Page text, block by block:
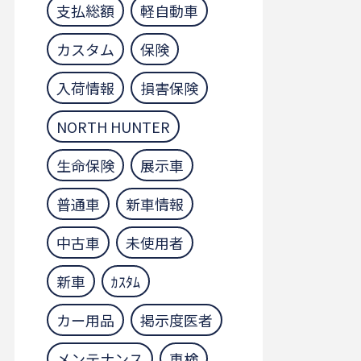
支払総額
軽自動車
カスタム
保険
入荷情報
損害保険
NORTH HUNTER
生命保険
展示車
普通車
新車情報
中古車
未使用者
新車
ｶｽﾀﾑ
カー用品
掲示度医者